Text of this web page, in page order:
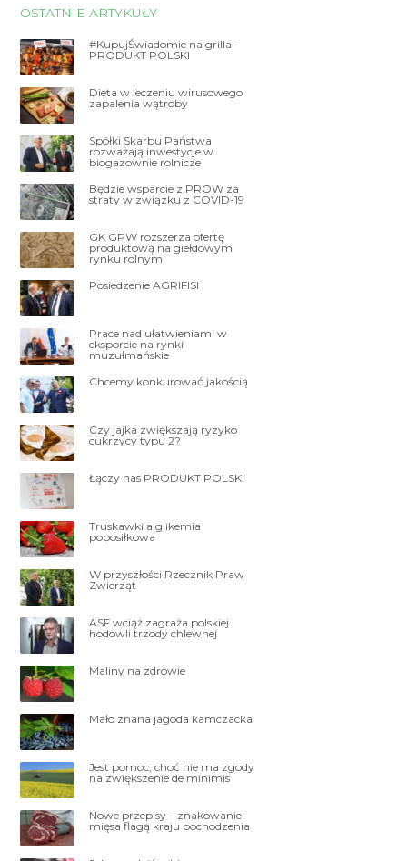
OSTATNIE ARTYKUŁY
#KupujŚwiadomie na grilla –
PRODUKT POLSKI
Dieta w leczeniu wirusowego
zapalenia wątroby
Spółki Skarbu Państwa
rozważają inwestycje w
biogazownie rolnicze
Będzie wsparcie z PROW za
straty w związku z COVID-19
GK GPW rozszerza ofertę
produktową na giełdowym
rynku rolnym
Posiedzenie AGRIFISH
Prace nad ułatwieniami w
eksporcie na rynki
muzułmańskie
Chcemy konkurować jakością
Czy jajka zwiększają ryzyko
cukrzycy typu 2?
Łączy nas PRODUKT POLSKI
Truskawki a glikemia
poposiłkowa
W przyszłości Rzecznik Praw
Zwierząt
ASF wciąż zagraża polskiej
hodowli trzody chlewnej
Maliny na zdrowie
Mało znana jagoda kamczacka
Jest pomoc, choć nie ma zgody
na zwiększenie de minimis
Nowe przepisy – znakowanie
mięsa flagą kraju pochodzenia